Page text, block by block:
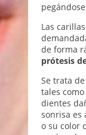
Las
de forma
prótesis
Se trata
tales
dientes
sonrisa es
o su color